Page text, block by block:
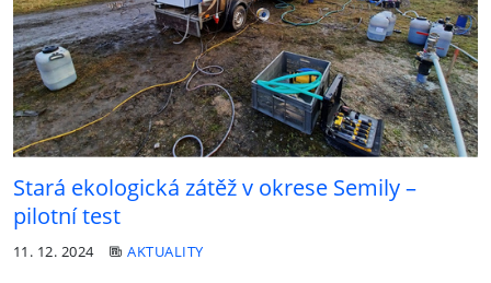
Stará ekologická zátěž v okrese Semily –
pilotní test
11. 12. 2024 AKTUALITY